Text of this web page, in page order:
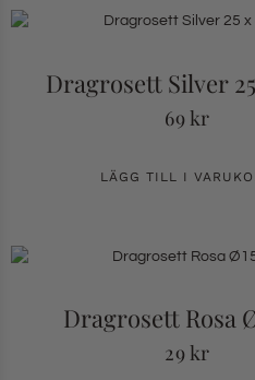
Dragrosett Silver
69kr
LÄGG TILL I
Dragrosett Rosa
29kr